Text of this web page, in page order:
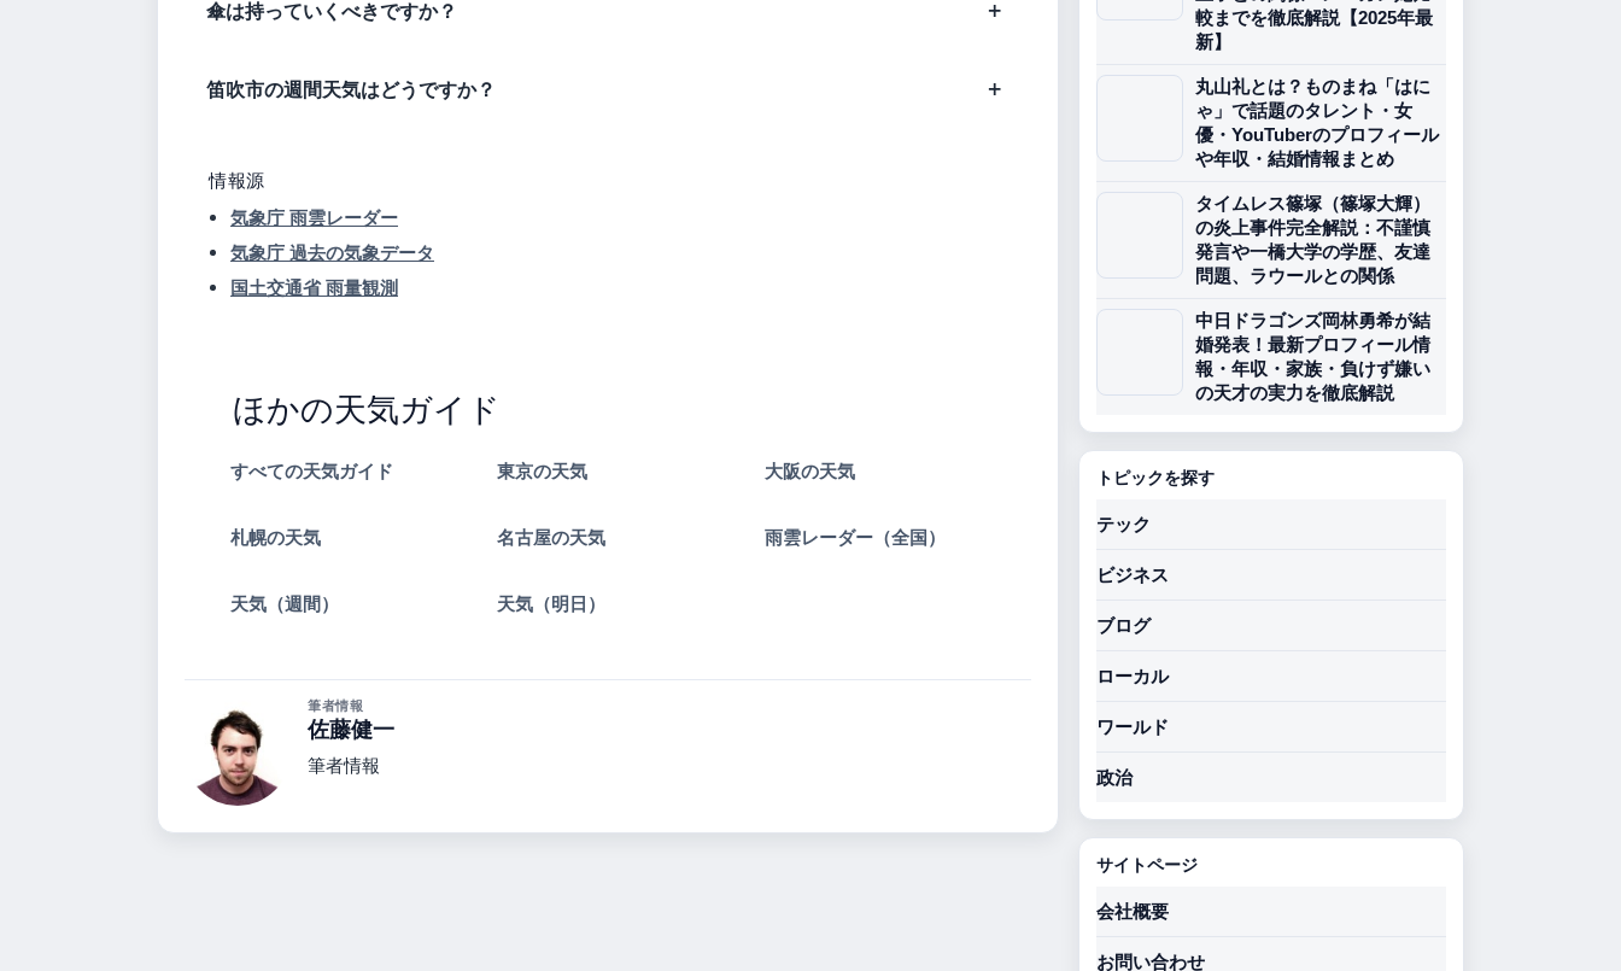
傘は持っていくべきですか？
笛吹市の週間天気はどうですか？
情報源
気象庁 雨雲レーダー
気象庁 過去の気象データ
国土交通省 雨量観測
ほかの天気ガイド
すべての天気ガイド 東京の天気 大阪の天気
札幌の天気 名古屋の天気 雨雲レーダー（全国）
天気（週間） 天気（明日）
筆者情報
佐藤健一
筆者情報
較までを徹底解説【2025年最
新】
丸山礼とは？ものまね「はに
ゃ」で話題のタレント・女
優・YouTuberのプロフィール
や年収・結婚情報まとめ
タイムレス篠塚（篠塚大輝）
の炎上事件完全解説：不謹慎
発言や一橋大学の学歴、友達
問題、ラウールとの関係
中日ドラゴンズ岡林勇希が結
婚発表！最新プロフィール情
報・年収・家族・負けず嫌い
の天才の実力を徹底解説
トピックを探す
テック
ビジネス
ブログ
ローカル
ワールド
政治
サイトページ
会社概要
お問い合わせ